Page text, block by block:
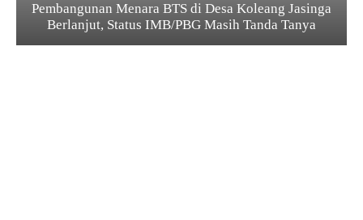
Pembangunan Menara BTS di Desa Koleang Jasinga
Berlanjut, Status IMB/PBG Masih Tanda Tanya